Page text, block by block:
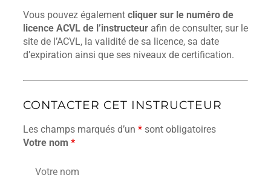
Vous pouvez également cliquer sur le numéro de
licence ACVL de l’instructeur afin de consulter, sur le
site de l’ACVL, la validité de sa licence, sa date
d’expiration ainsi que ses niveaux de certification.
CONTACTER CET INSTRUCTEUR
Les champs marqués d’un * sont obligatoires
Votre nom *